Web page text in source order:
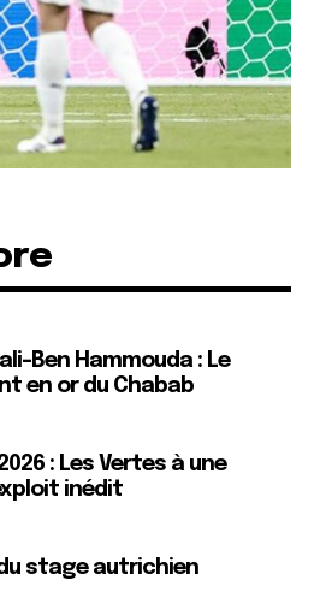
Ben Hammouda : Le
en or du Chabab
: Les Vertes à une
inédit
du stage autrichien